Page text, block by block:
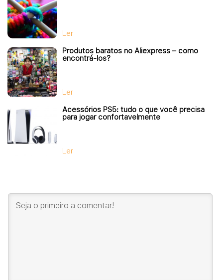
Ler
Produtos baratos no Aliexpress – como
encontrá-los?
Ler
Acessórios PS5: tudo o que você precisa
para jogar confortavelmente
Ler